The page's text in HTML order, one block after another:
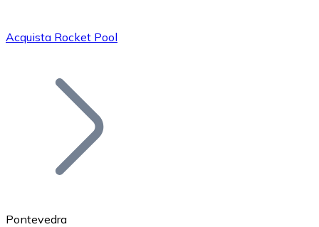
Bitcoin
Acquista Rocket Pool
Pontevedra